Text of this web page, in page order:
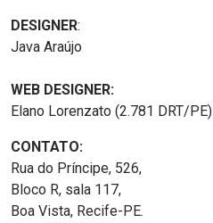
DESIGNER:
Java Araújo
WEB DESIGNER:
Elano Lorenzato (2.781 DRT/PE)
CONTATO:
Rua do Príncipe, 526,
Bloco R, sala 117,
Boa Vista, Recife-PE.